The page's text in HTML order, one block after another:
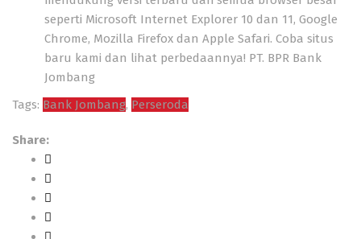
seperti Microsoft Internet Explorer 10 dan 11, Google
Chrome, Mozilla Firefox dan Apple Safari. Coba situs
baru kami dan lihat perbedaannya! PT. BPR Bank
Jombang
Tags: Bank Jombang, Perseroda
Share: